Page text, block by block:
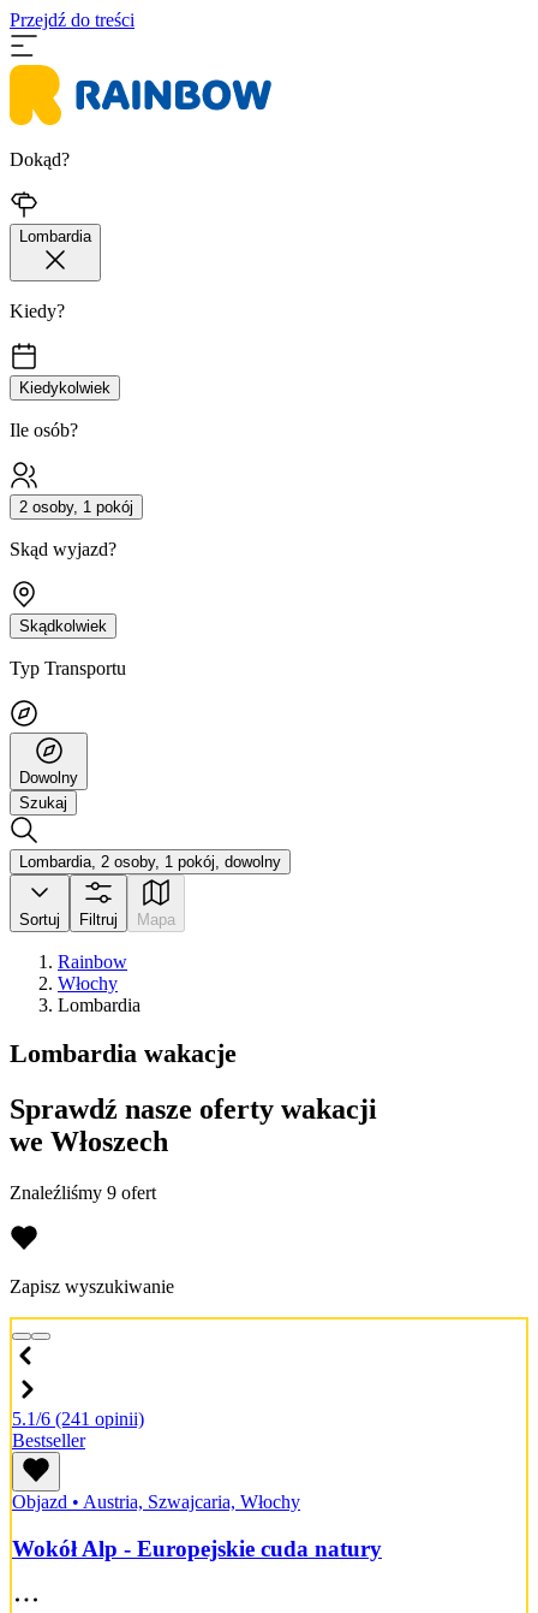
Przejdź do treści
Dokąd?
Lombardia
Kiedy?
Kiedykolwiek
Ile osób?
2 osoby, 1 pokój
Skąd wyjazd?
Skądkolwiek
Typ Transportu
Dowolny
Szukaj
Lombardia, 2 osoby, 1 pokój, dowolny
Sortuj Filtruj Mapa
Rainbow
Włochy
Lombardia
Lombardia wakacje
Sprawdź nasze oferty wakacji
we Włoszech
Znaleźliśmy 9 ofert
Zapisz wyszukiwanie
5.1/6 (241 opinii)
Bestseller
Objazd • Austria, Szwajcaria, Włochy
Wokół Alp - Europejskie cuda natury